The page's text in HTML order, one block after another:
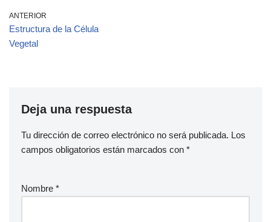
ANTERIOR
Estructura de la Célula
Vegetal
Deja una respuesta
Tu dirección de correo electrónico no será publicada. Los
campos obligatorios están marcados con *
Nombre *